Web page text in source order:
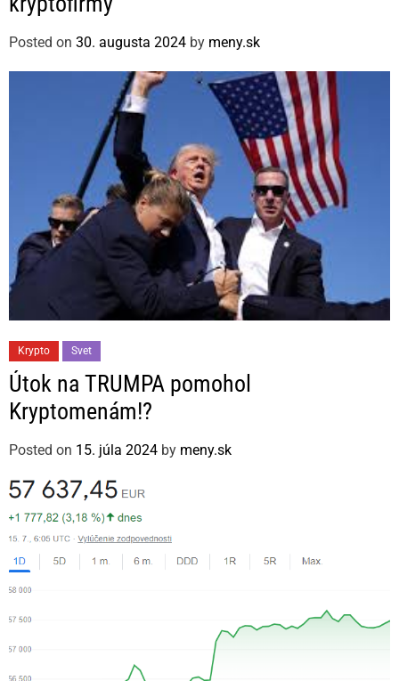
e
o
r
Posted on 30. augusta 2024 by meny.sk
a
t
e
o
r
e
Krypto Svet
Útok na TRUMPA pomohol
Kryptomenám!?
Posted on 15. júla 2024 by meny.sk